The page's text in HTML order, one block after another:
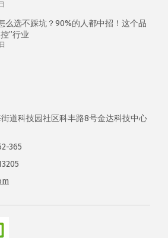
么选不踩坑？90%的人都中招！这个品
”行业
道科技园社区科丰路8号金达科技中心
365